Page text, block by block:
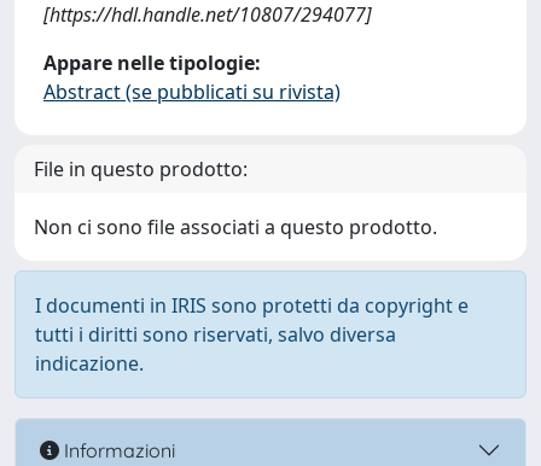
[https://hdl.handle.net/10807/294077]
Appare nelle tipologie:
Abstract (se pubblicati su rivista)
File in questo prodotto:
Non ci sono file associati a questo prodotto.
I documenti in IRIS sono protetti da copyright e
tutti i diritti sono riservati, salvo diversa
indicazione.
Informazioni